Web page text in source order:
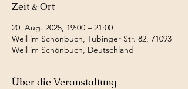
Zeit & Ort
20. Aug. 2025, 19:00 – 21:00
Weil im Schönbuch, Tübinger Str. 82, 71093
Weil im Schönbuch, Deutschland
Über die Veranstaltung